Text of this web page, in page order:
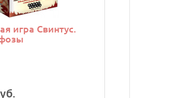
игра Свинтус.